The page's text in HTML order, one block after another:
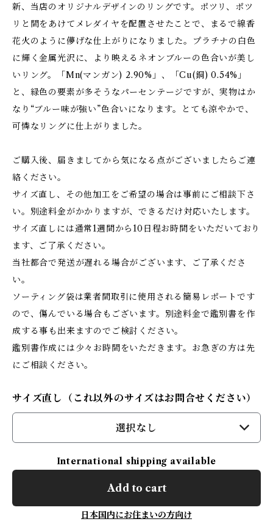
新、当店のオリジナルデザインのリングです。ポツリ、ポツ
リと間をあけてメレダイヤを配置させたことで、まるで線香
花火のように儚げな仕上がりになりました。プラチナの白色
に輝く金属光沢に、より映えるネオンブルーの色合いが美し
いリング。「Mn(マンガン) 2.90%」、「Cu(銅) 0.54%」
と、緑色の要素が多そうなパーセンテージですが、実物はか
なり“ブルー味が強い”色合いになります。とても涼やかで、
可憐なリングに仕上がりました。
ご購入後、届きましてから気になる点がございましたらご連
絡ください。
サイズ直し、その他加工をご希望の場合は事前にご相談下さ
い。別途料金がかかりますが、できるだけ対応いたします。
サイズ直しには通常1週間から10日程お時間をいただいており
ます、ご了承ください。
当社都合で発送が遅れる場合がございます、ご了承くださ
い。
ソーティング袋は業者間取引に使用される簡易レポートです
ので、傷んでいる場合もございます。別途料金で鑑別書を作
成する事も出来ますのでご検討ください。
鑑別書作成には少々お時間をいただきます。お急ぎの方は先
にご相談ください。
サイズ直し（これ以外のサイズはお問合せください）
選択なし
International shipping available
Add to cart
日本国内にお住まいの方向け